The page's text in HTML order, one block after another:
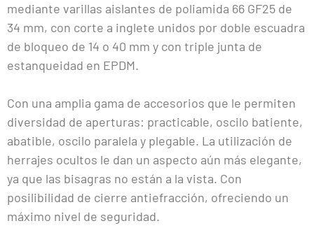
mediante varillas aislantes de poliamida 66 GF25 de
34 mm, con corte a inglete unidos por doble escuadra
de bloqueo de 14 o 40 mm y con triple junta de
estanqueidad en EPDM.
Con una amplia gama de accesorios que le permiten
diversidad de aperturas: practicable, oscilo batiente,
abatible, oscilo paralela y plegable. La utilización de
herrajes ocultos le dan un aspecto aún más elegante,
ya que las bisagras no están a la vista. Con
posilibilidad de cierre antiefracción, ofreciendo un
máximo nivel de seguridad.